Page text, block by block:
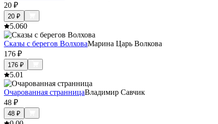
20 ₽
20 ₽
5.060
Сказы с берегов ВолховаМарина Царь Волкова
176 ₽
176 ₽
5.01
Очарованная странницаВладимир Савчик
48 ₽
48 ₽